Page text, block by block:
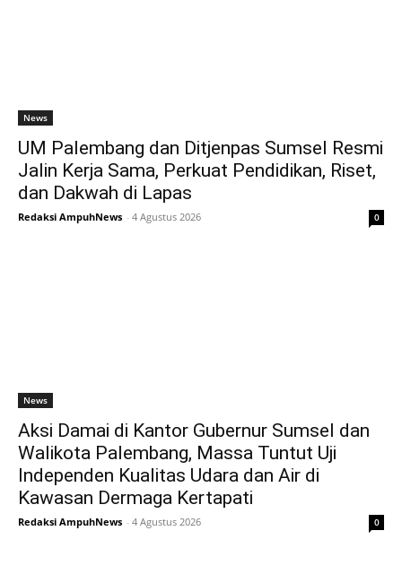
News
UM Palembang dan Ditjenpas Sumsel Resmi
Jalin Kerja Sama, Perkuat Pendidikan, Riset,
dan Dakwah di Lapas
Redaksi AmpuhNews - 4 Agustus 2026 0
News
Aksi Damai di Kantor Gubernur Sumsel dan
Walikota Palembang, Massa Tuntut Uji
Independen Kualitas Udara dan Air di
Kawasan Dermaga Kertapati
Redaksi AmpuhNews - 4 Agustus 2026 0